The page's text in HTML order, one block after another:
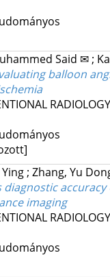
Said ✉;
balloon
RADIOLOGY
; Zhang, Yu
diagnostic
imaging
RADIOLOGY